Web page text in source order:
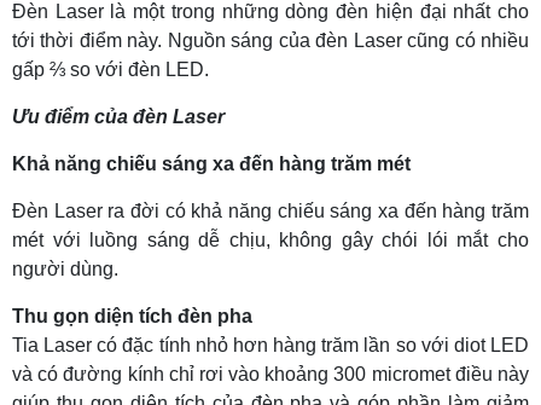
Đèn Laser là một trong những dòng đèn hiện đại nhất cho
tới thời điểm này. Nguồn sáng của đèn Laser cũng có nhiều
gấp ⅔ so với đèn LED.
Ưu điểm của đèn Laser
Khả năng chiếu sáng xa đến hàng trăm mét
Đèn Laser ra đời có khả năng chiếu sáng xa đến hàng trăm
mét với luồng sáng dễ chịu, không gây chói lói mắt cho
người dùng.
Thu gọn diện tích đèn pha
Tia Laser có đặc tính nhỏ hơn hàng trăm lần so với diot LED
và có đường kính chỉ rơi vào khoảng 300 micromet điều này